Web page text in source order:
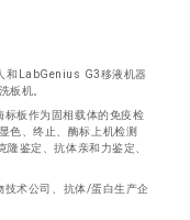
和LabGenius G3移液机器
板机。
板作为固相载体的免疫检
色、终止、酶标上机检测
鉴定、抗体亲和力鉴定、
术公司、抗体/蛋白生产企